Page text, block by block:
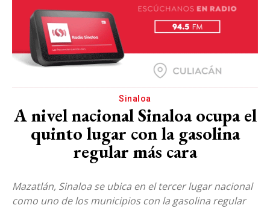
Sinaloa
A nivel nacional Sinaloa ocupa el
quinto lugar con la gasolina
regular más cara
Mazatlán, Sinaloa se ubica en el tercer lugar nacional
como uno de los municipios con la gasolina regular